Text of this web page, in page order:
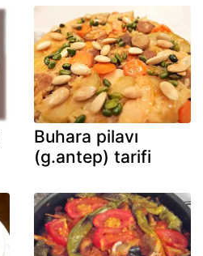
Buhara pilavı
(g.antep) tarifi